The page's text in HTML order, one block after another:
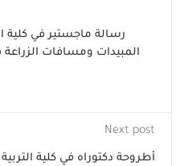
رسالة ماجستير في كلية
المبيدات ومسافات
Next post
أطروحة دكتوراه في كلية